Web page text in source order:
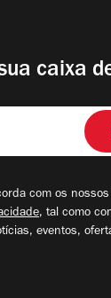
caixa
com os nossos
, tal como
eventos,